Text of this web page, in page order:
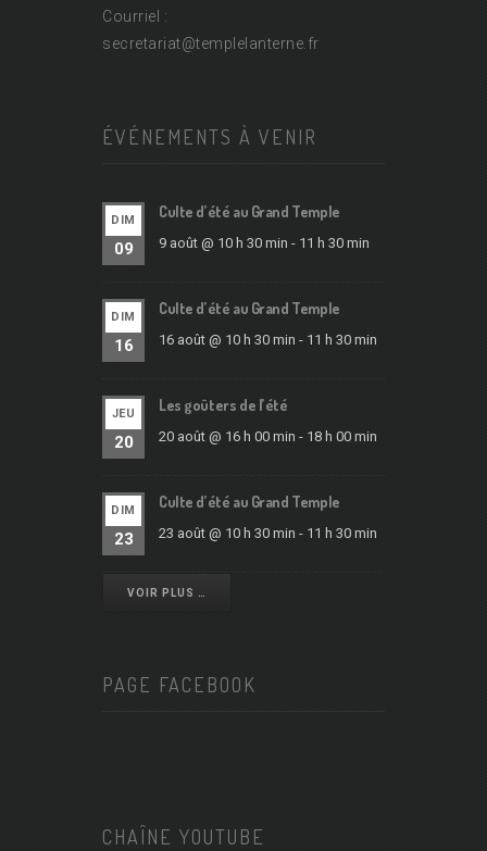
Courriel :
secretariat@templelanterne.fr
ÉVÉNEMENTS À VENIR
DIM
09
Culte d’été au Grand Temple
9 août @ 10 h 30 min - 11 h 30 min
DIM
16
Culte d’été au Grand Temple
16 août @ 10 h 30 min - 11 h 30 min
JEU
20
Les goûters de l’été
20 août @ 16 h 00 min - 18 h 00 min
DIM
23
Culte d’été au Grand Temple
23 août @ 10 h 30 min - 11 h 30 min
VOIR PLUS …
PAGE FACEBOOK
CHAÎNE YOUTUBE